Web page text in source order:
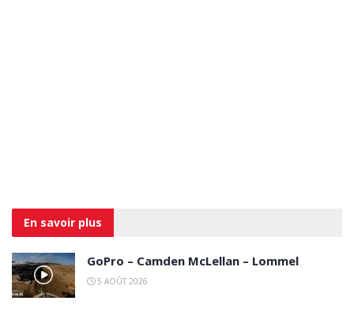
En savoir plus
GoPro – Camden McLellan – Lommel
5 AOÛT 2026